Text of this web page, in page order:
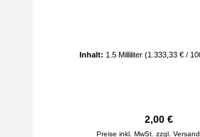
Inhalt: 1.5 Milliliter (1.333,33 € /
Regulärer
2,00 €
Preise inkl. MwSt. zzgl.